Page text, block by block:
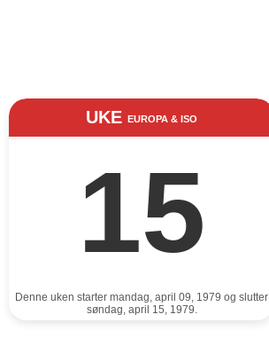
UKE EUROPA & ISO
15
Denne uken starter mandag, april 09, 1979 og slutter
søndag, april 15, 1979.